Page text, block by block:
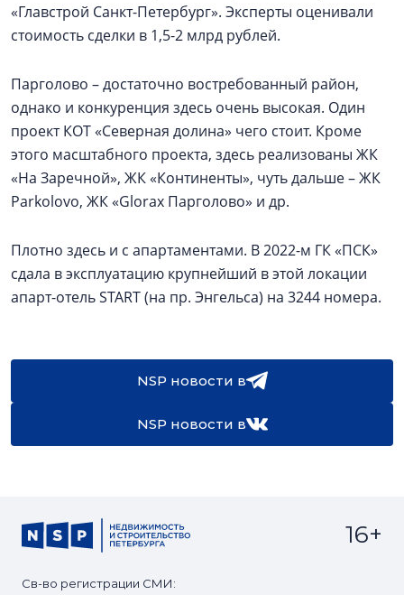
«Главстрой Санкт-Петербург». Эксперты оценивали
стоимость сделки в 1,5-2 млрд рублей.
Парголово – достаточно востребованный район,
однако и конкуренция здесь очень высокая. Один
проект КОТ «Северная долина» чего стоит. Кроме
этого масштабного проекта, здесь реализованы ЖК
«На Заречной», ЖК «Континенты», чуть дальше – ЖК
Parkolovо, ЖК «Glorax Парголово» и др.
Плотно здесь и с апартаментами. В 2022-м ГК «ПСК»
сдала в эксплуатацию крупнейший в этой локации
апарт-отель START (на пр. Энгельса) на 3244 номера.
NSP новости в
NSP новости в
Св-во регистрации СМИ:
16+